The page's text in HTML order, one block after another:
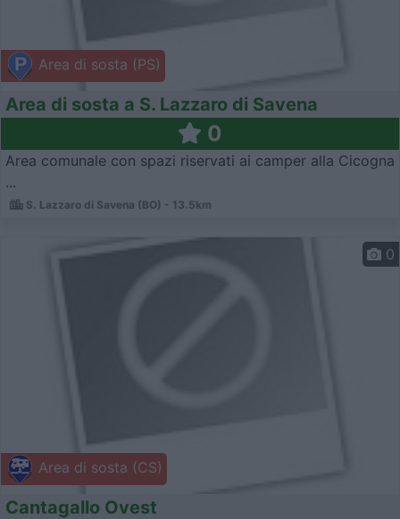
Area di sosta (PS)
Area di sosta a S. Lazzaro di Savena
0
Area comunale con spazi riservati ai camper alla Cicogna
...
S. Lazzaro di Savena (BO) - 13.5km
Area di sosta (CS)
0
Cantagallo Ovest